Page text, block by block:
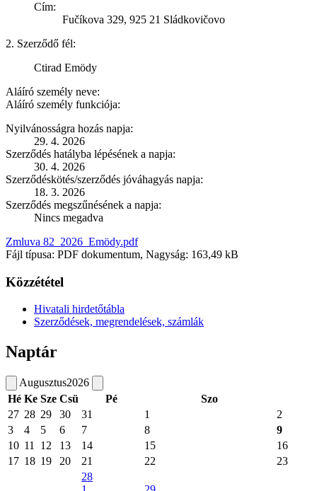
Cím:
Fučíkova 329, 925 21 Sládkovičovo
2. Szerződő fél:
Ctirad Emödy
Aláíró személy neve:
Aláíró személy funkciója:
Nyilvánosságra hozás napja:
29. 4. 2026
Szerződés hatályba lépésének a napja:
30. 4. 2026
Szerződéskötés/szerződés jóváhagyás napja:
18. 3. 2026
Szerződés megszűnésének a napja:
Nincs megadva
Zmluva 82_2026_Emödy.pdf
Fájl típusa: PDF dokumentum, Nagyság: 163,49 kB
Közzététel
Hivatali hirdetőtábla
Szerződések, megrendelések, számlák
Naptár
Augusztus2026
Hé Ke Sze Csü Pé
Szo
27 28 29 30 31 1
2
3
4 5 6 7 8
9
10 11 12 13 14 15
16
17 18 19 20 21 22
23
28